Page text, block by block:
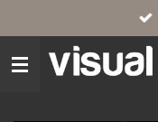
direct
naar